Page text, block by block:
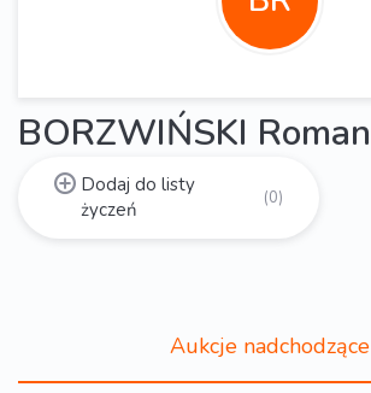
BORZWIŃSKI Roman
Dodaj do listy
życzeń
(0)
Aukcje nadchodzące